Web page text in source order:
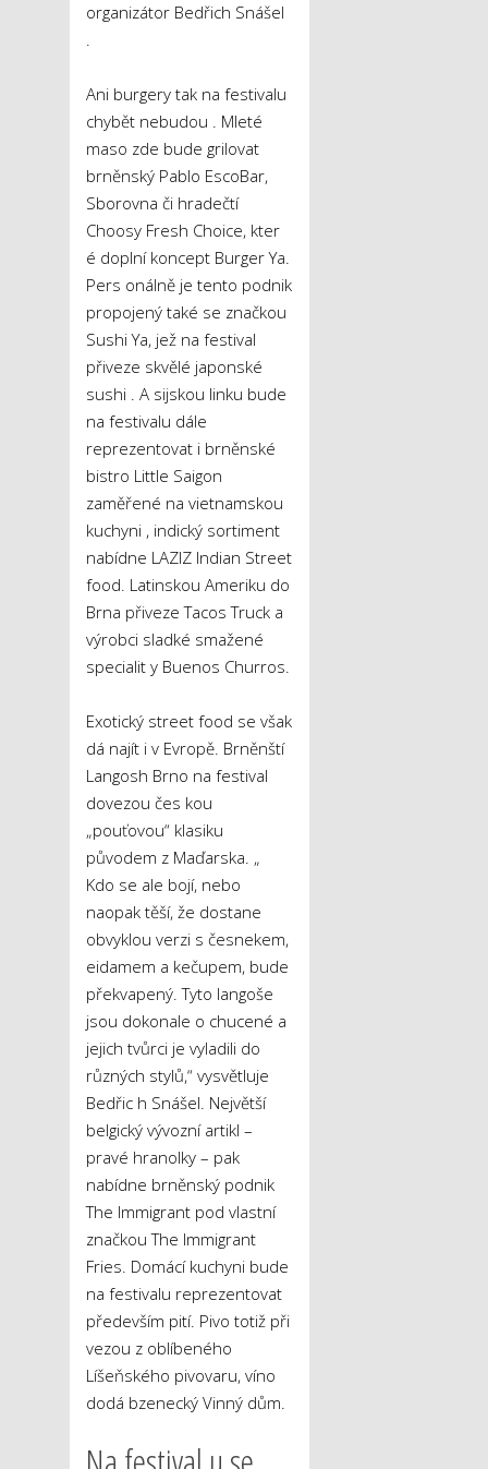
organizátor Bedřich Snášel
.
Ani burgery tak na festivalu
chybět nebudou . Mleté
maso zde bude grilovat
brněnský Pablo EscoBar,
Sborovna či hradečtí
Choosy Fresh Choice, kter
é doplní koncept Burger Ya.
Pers onálně je tento podnik
propojený také se značkou
Sushi Ya, jež na festival
přiveze skvělé japonské
sushi . A sijskou linku bude
na festivalu dále
reprezentovat i brněnské
bistro Little Saigon
zaměřené na vietnamskou
kuchyni , indický sortiment
nabídne LAZIZ Indian Street
food. Latinskou Ameriku do
Brna přiveze Tacos Truck a
výrobci sladké smažené
specialit y Buenos Churros.
Exotický street food se však
dá najít i v Evropě. Brněnští
Langosh Brno na festival
dovezou čes kou
„pouťovou“ klasiku
původem z Maďarska. „
Kdo se ale bojí, nebo
naopak těší, že dostane
obvyklou verzi s česnekem,
eidamem a kečupem, bude
překvapený. Tyto langoše
jsou dokonale o chucené a
jejich tvůrci je vyladili do
různých stylů,“ vysvětluje
Bedřic h Snášel. Největší
belgický vývozní artikl –
pravé hranolky – pak
nabídne brněnský podnik
The Immigrant pod vlastní
značkou The Immigrant
Fries. Domácí kuchyni bude
na festivalu reprezentovat
především pití. Pivo totiž při
vezou z oblíbeného
Líšeňského pivovaru, víno
dodá bzenecký Vinný dům.